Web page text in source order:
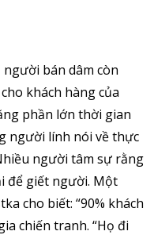
bán dâm còn
khách hàng của
phần lớn thời gian
người lính nói về thực
người tâm sự rằng
để giết người. Một
cho biết: “90% khách
chiến tranh. “Họ đi